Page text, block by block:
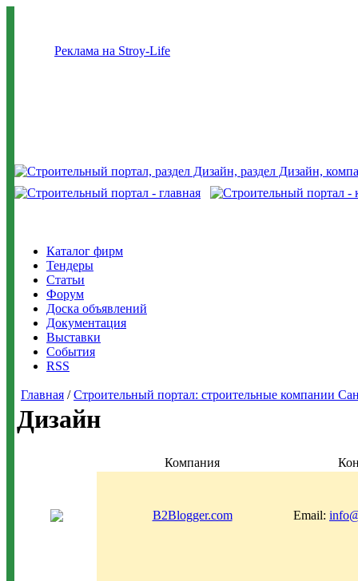
Реклама на Stroy-Life
Каталог фирм
Тендеры
Статьи
Форум
Доска объявлений
Документация
Выставки
События
RSS
Главная /Строительный портал: строительные компании
Дизайн
Компания
B2Blogger.com Email: